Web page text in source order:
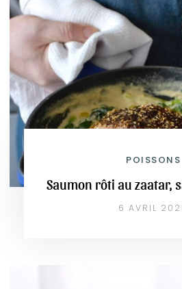
POISSONS
Saumon rôti au zaatar,
6 AVRIL